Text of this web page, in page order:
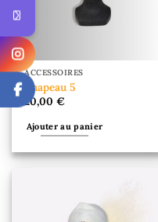
ACCESSOIRES
Chapeau 5
20,00€
Ajouter au panier